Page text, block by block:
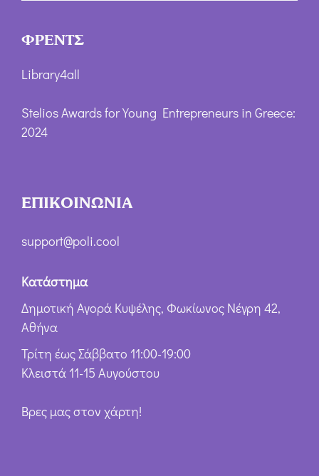
ΦΡΕΝΤΣ
Library4all
Stelios Awards for Young Entrepreneurs in Greece:
2024
ΕΠΙΚΟΙΝΩΝΙΑ
support@poli.cool
Κατάστημα
Δημοτική Αγορά Κυψέλης, Φωκίωνος Νέγρη 42,
Αθήνα
Τρίτη έως Σάββατο 11:00-19:00
Κλειστά 11-15 Αυγούστου
Βρες μας στον χάρτη!